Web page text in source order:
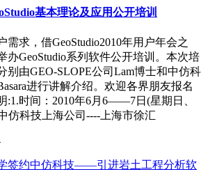
基本理论及应用公开培训
需求，借GeoStudio2010年用户年会之
办GeoStudio系列软件公开培训。本次培
别由GEO-SLOPE公司Lam博士和中仿科
进行讲解介绍。欢迎各界朋友报名
:1.时间：2010年6月6——7日(星期日、
仿科技上海公司----上海市徐汇